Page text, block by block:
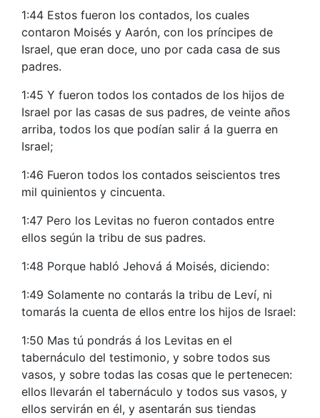
1:44 Estos fueron los contados, los cuales
contaron Moisés y Aarón, con los príncipes de
Israel, que eran doce, uno por cada casa de sus
padres.
1:45 Y fueron todos los contados de los hijos de
Israel por las casas de sus padres, de veinte años
arriba, todos los que podían salir á la guerra en
Israel;
1:46 Fueron todos los contados seiscientos tres
mil quinientos y cincuenta.
1:47 Pero los Levitas no fueron contados entre
ellos según la tribu de sus padres.
1:48 Porque habló Jehová á Moisés, diciendo:
1:49 Solamente no contarás la tribu de Leví, ni
tomarás la cuenta de ellos entre los hijos de Israel:
1:50 Mas tú pondrás á los Levitas en el
tabernáculo del testimonio, y sobre todos sus
vasos, y sobre todas las cosas que le pertenecen:
ellos llevarán el tabernáculo y todos sus vasos, y
ellos servirán en él, y asentarán sus tiendas